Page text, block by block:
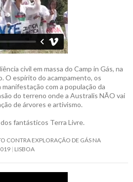
civil em massa do Camp in Gás, na
O espírito do acampamento, os
com a população da
do terreno onde a Australis NÃO vai
de árvores e artivismo.
fantásticos Terra Livre.
CONTRA EXPLORAÇÃO DE GÁS NA
LISBOA